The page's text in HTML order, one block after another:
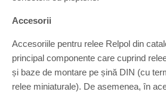
Accesorii
Accesoriile pentru relee Relpol din
principal componente care cuprind
și baze de montare pe șină DIN (cu
relee miniaturale). De asemenea, în